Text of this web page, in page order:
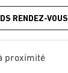
RENDEZ-VOUS
proximité